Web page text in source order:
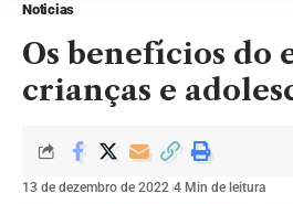
Noticias
Os benefícios do
crianças e
13 de dezembro de 2022 4 Min de leitura